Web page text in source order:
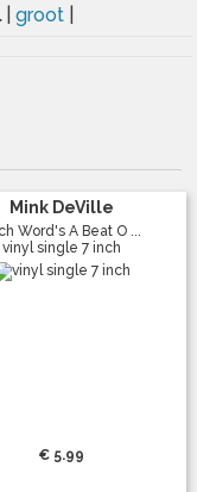
groot
Mink DeVille
Word's A Beat O ...
vinyl single 7 inch
€ 5.99